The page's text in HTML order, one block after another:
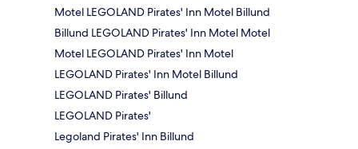
Motel LEGOLAND Pirates' Inn Motel Billund
Billund LEGOLAND Pirates' Inn Motel Motel
Motel LEGOLAND Pirates' Inn Motel
LEGOLAND Pirates' Inn Motel Billund
LEGOLAND Pirates' Billund
LEGOLAND Pirates'
Legoland Pirates' Inn Billund